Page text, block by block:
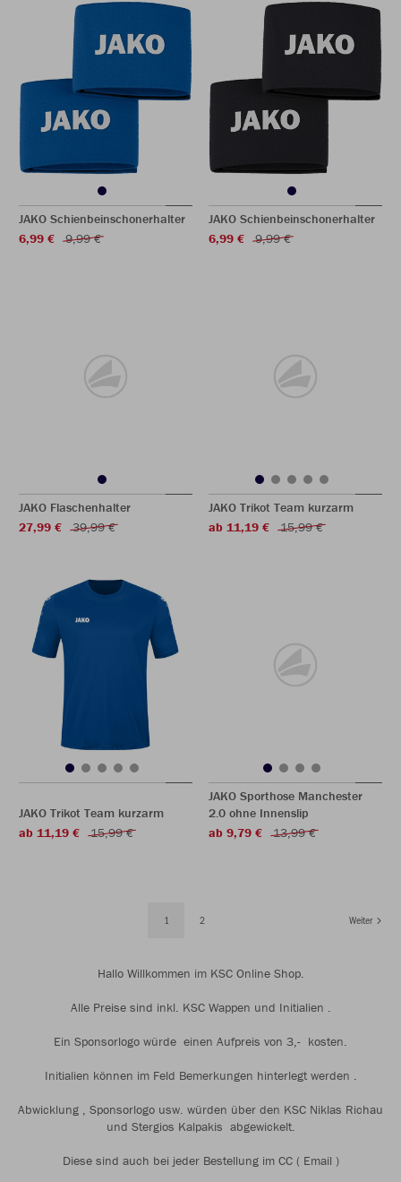
JAKO Schienbeinschonerhalter
6,99 €
9,99 €
JAKO Schienbeinschonerhalter
6,99 €
9,99 €
JAKO Flaschenhalter
27,99 €
39,99 €
JAKO Trikot Team kurzarm
ab 11,19 €
15,99 €
JAKO Trikot Team kurzarm
ab 11,19 €
15,99 €
JAKO Sporthose Manchester
2.0 ohne Innenslip
ab 9,79 €
13,99 €
1 2 Weiter
Hallo Willkommen im KSC Online Shop.
Alle Preise sind inkl. KSC Wappen und Initialien .
Ein Sponsorlogo würde einen Aufpreis von 3,- kosten.
Initialien können im Feld Bemerkungen hinterlegt werden .
Abwicklung , Sponsorlogo usw. würden über den KSC Niklas Richau
und Stergios Kalpakis abgewickelt.
Diese sind auch bei jeder Bestellung im CC ( Email )